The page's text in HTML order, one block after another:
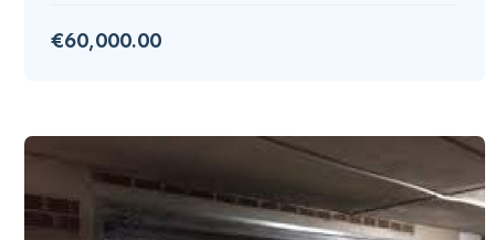
€60,000.00